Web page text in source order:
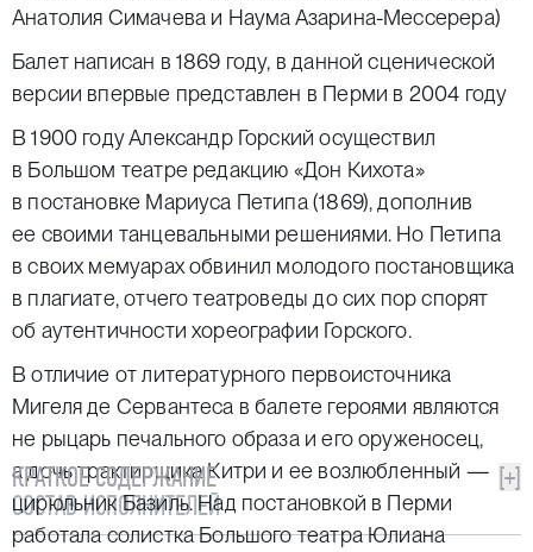
Анатолия Симачева и Наума Азарина-Мессерера)
Балет написан в 1869 году, в данной сценической
версии впервые представлен в Перми в 2004 году
В 1900 году Александр Горский осуществил
в Большом театре редакцию «Дон Кихота»
в постановке Мариуса Петипа (1869), дополнив
ее своими танцевальными решениями. Но Петипа
в своих мемуарах обвинил молодого постановщика
в плагиате, отчего театроведы до сих пор спорят
об аутентичности хореографии Горского.
В отличие от литературного первоисточника
Мигеля де Сервантеса в балете героями являются
не рыцарь печального образа и его оруженосец,
а дочь трактирщика Китри и ее возлюбленный —
цирюльник Базиль. Над постановкой в Перми
работала солистка Большого театра Юлиана
КРАТКОЕ СОДЕРЖАНИЕ
[+]
СОСТАВ ИСПОЛНИТЕЛЕЙ